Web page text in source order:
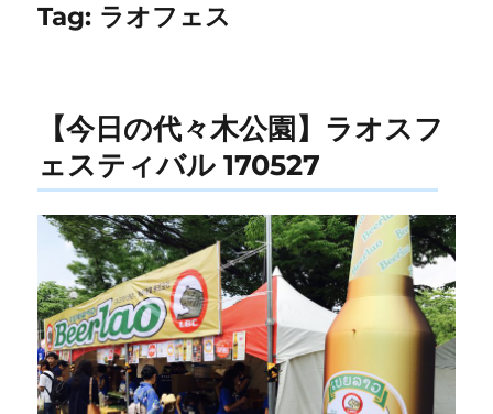
Tag: ラオフェス
【今日の代々木公園】ラオスフ
ェスティバル 170527